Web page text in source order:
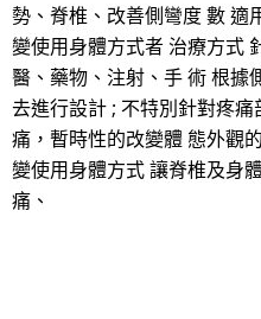
勢、脊椎、改善側彎度 數 適
變使用身體方式者 治療方式
醫、藥物、注射、手 術 根據
去進行設計 ; 不特別針對疼
痛，暫時性的改變體 態外觀
變使用身體方式 讓脊椎及身
痛、